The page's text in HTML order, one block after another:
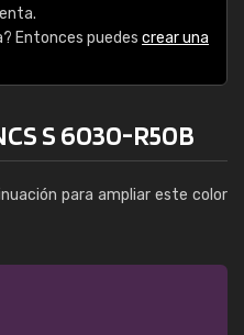
Entonces puedes crear una
S 6030-R50B
para ampliar este color